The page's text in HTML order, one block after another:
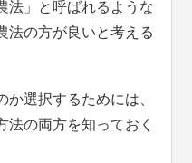
法」と呼ばれるような
法の方が良いと考える
か選択するためには、
法の両方を知っておく